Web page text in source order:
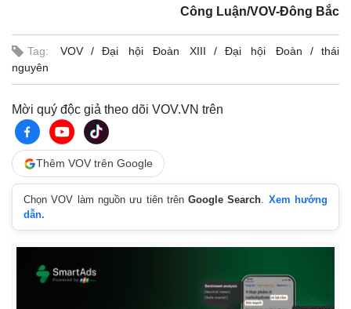
Tin nóng
Tư vấn luật
Quân sự - Quốc phòng
Việt Nam
Phân tích
Công Luận/VOV-Đông Bắc
Tag: VOV Đại hội Đoàn XIII Đại hội Đoàn
thái
nguyên
Mời quý độc giả theo dõi VOV.VN trên
Thêm VOV trên Google
Chọn VOV làm nguồn ưu tiên trênGoogle Search. Xem hướng
dẫn.